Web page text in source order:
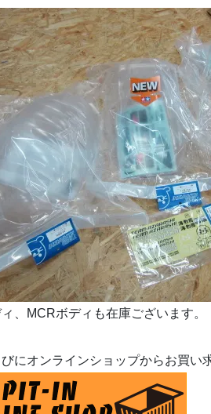
、MCRボディも在庫ございます。
にオンラインショップからお買い